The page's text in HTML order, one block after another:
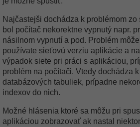
Najčastejši dochádza k problémom
bol počítač nekorektne vypnutý napr.
násilnom vypnutí a pod. Problém
používate sieťovú verziu aplikácie a
výpadok siete pri práci s aplikáciou,
problém na počítači. Vtedy dochádza
databázových tabuliek, prípadne
indexov do nich.
Možné hlásenia ktoré sa môžu pri
aplikáciou zobrazovať ak nastal